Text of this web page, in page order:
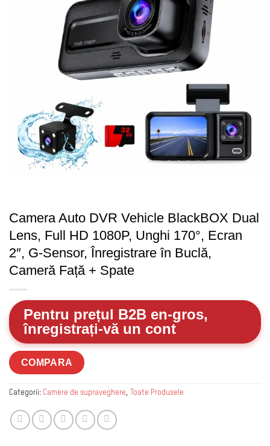
Camera Auto DVR Vehicle BlackBOX Dual
Lens, Full HD 1080P, Unghi 170°, Ecran
2″, G-Sensor, Înregistrare în Buclă,
Cameră Față + Spate
Pentru prețul B2B en-gros,
înregistrați-vă un cont
COMPARA
Categorii: Camere de supraveghere, Toate Produsele